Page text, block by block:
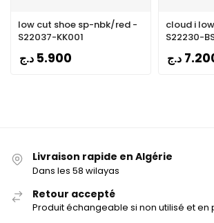
low cut shoe sp-nbk/red -
S22037-KK001
5.900 د.ج
cloud i
S22230-
د.ج
Livraison rapide en Algérie
Dans les 58 wilayas
Retour accepté
Produit échangeable si non utilisé et en